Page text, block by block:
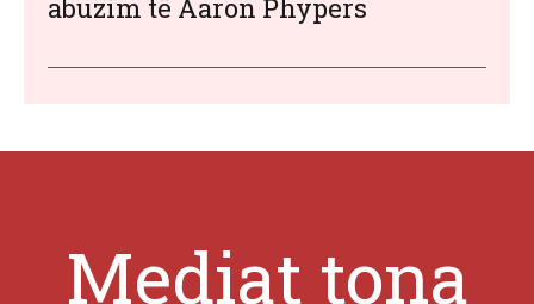
abuzim të Aaron Phypers
Mediat tona